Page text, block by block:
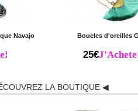
Navajo Boucles d'oreilles
25€
LA BOUTIQUE ◀